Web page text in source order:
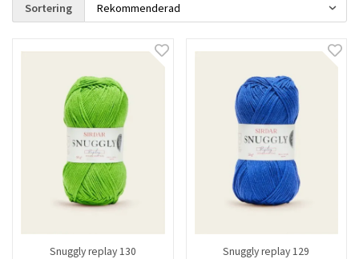
Sortering
Snuggly replay 130 Snuggly replay 129